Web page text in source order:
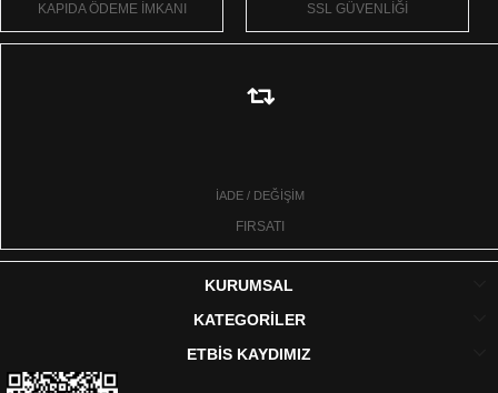
KAPIDA ÖDEME İMKANI SSL GÜVENLİĞİ
İADE / DEĞİŞİM
FIRSATI
KURUMSAL
KATEGORİLER
ETBİS KAYDIMIZ